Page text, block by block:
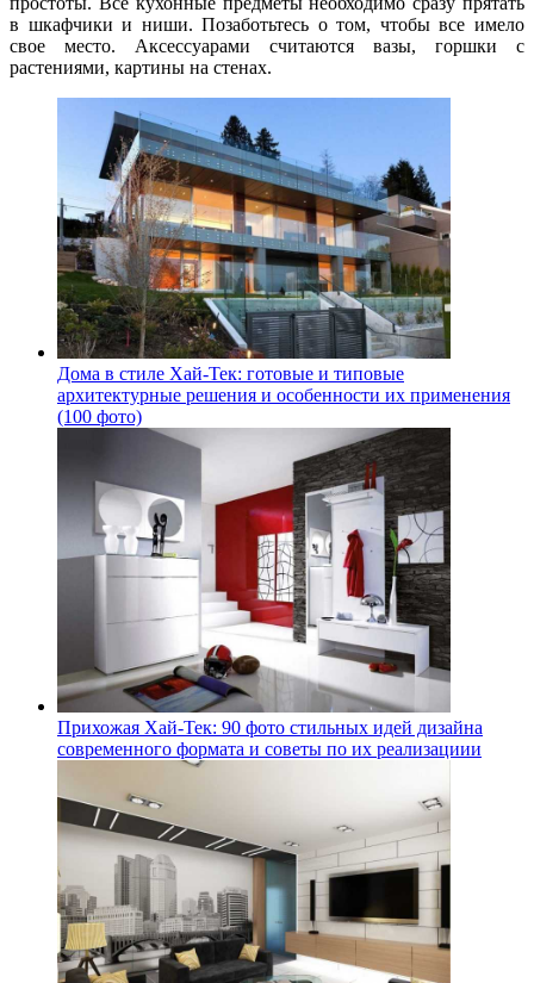
в шкафчики и ниши. Позаботьтесь о том, чтобы все имело
свое место. Аксессуарами считаются вазы, горшки с
растениями, картины на стенах.
Дома в стиле Хай-Тек: готовые и типовые
архитектурные решения и особенности их применения
(100 фото)
Прихожая Хай-Тек: 90 фото стильных идей дизайна
современного формата и советы по их реализациии